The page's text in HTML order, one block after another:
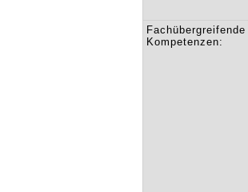
Fachübergreifende
Kompetenzen: